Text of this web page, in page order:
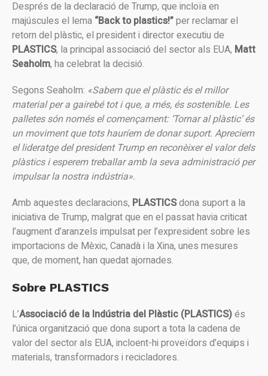
Després de la declaració de Trump, que incloïa en
majúscules el lema “Back to plastics!”per reclamar el
retorn del plàstic, el president i director executiu de
PLASTICS, la principal associació del sector als EUA, Matt
Seaholm, ha celebrat la decisió.
Segons Seaholm: «Sabem que el plàstic és el millor
material per a gairebé tot i que, a més, és sostenible. Les
palletes són només el començament: ‘Tornar al plàstic’ és
un moviment que tots hauríem de donar suport. Apreciem
el lideratge del president Trump en reconèixer el valor dels
plàstics i esperem treballar amb la seva administració per
impulsar la nostra indústria».
Amb aquestes declaracions, PLASTICSdona suport a la
iniciativa de Trump, malgrat que en el passat havia criticat
l’augment d’aranzels impulsat per l’expresident sobre les
importacions de Mèxic, Canadà i la Xina, unes mesures
que, de moment, han quedat ajornades.
Sobre PLASTICS
L’Associació de la Indústria del Plàstic (PLASTICS)és
l’única organització que dona suport a tota la cadena de
valor del sector als EUA, incloent-hi proveïdors d’equips i
materials, transformadors i recicladores.